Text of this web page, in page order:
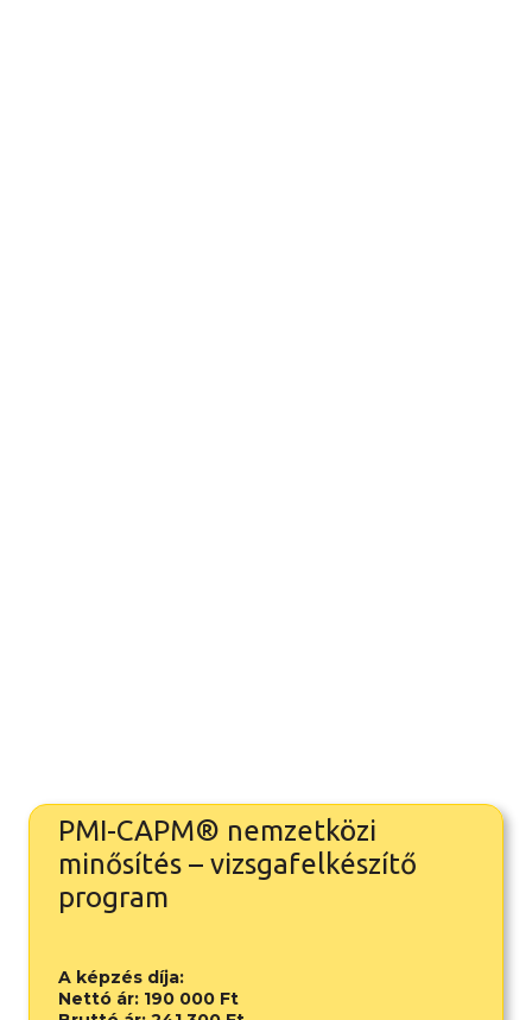
PMI-CAPM® nemzetközi
minősítés – vizsgafelkészítő
program
A képzés díja:
Nettó ár: 190 000 Ft